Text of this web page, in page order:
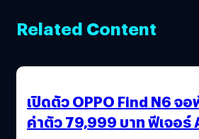
Related Content
เปิดตัว OPPO Find N6 จ
ค่าตัว 79,999 บาท ฟีเจอร์